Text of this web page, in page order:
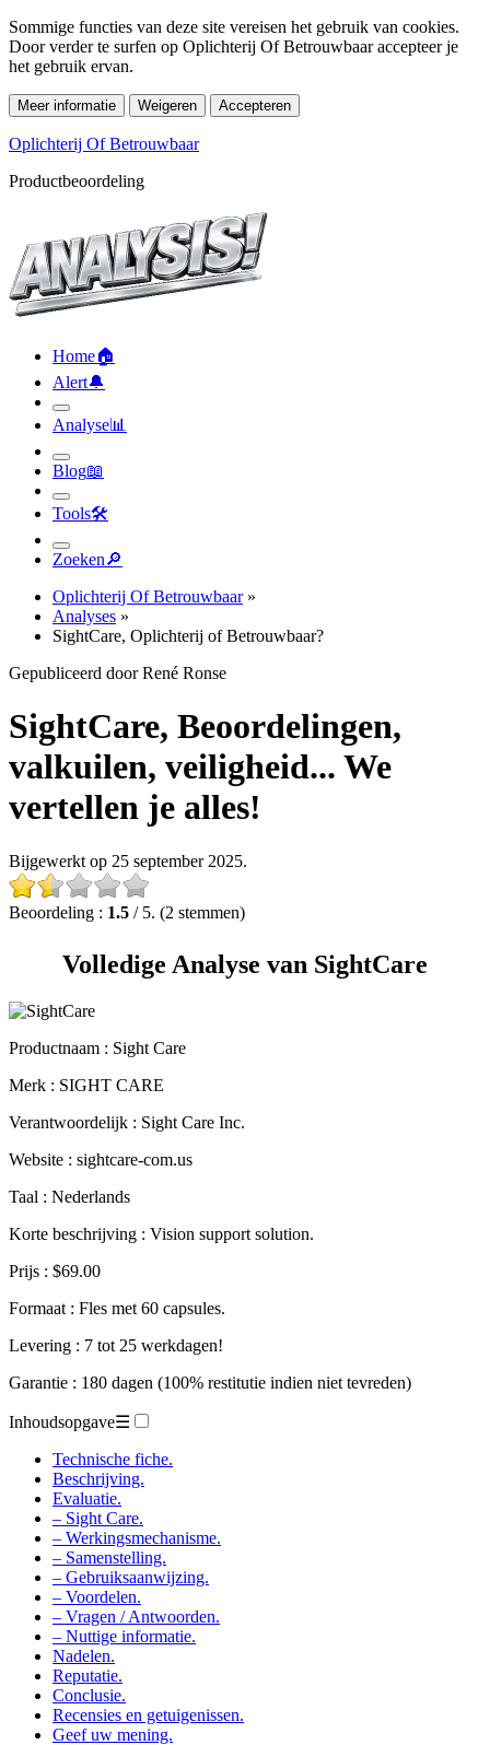
Sommige functies van deze site vereisen het gebruik van cookies.
Door verder te surfen op Oplichterij Of Betrouwbaar accepteer je
het gebruik ervan.
Meer informatie Weigeren Accepteren
Oplichterij Of Betrouwbaar
Productbeoordeling
Home🏠︎
Alert🔔︎
Analyse📊︎
Blog📖︎
Tools🛠︎
Zoeken🔎︎
Oplichterij Of Betrouwbaar»
Analyses »
SightCare, Oplichterij of Betrouwbaar?
Gepubliceerd door René Ronse
SightCare, Beoordelingen,
valkuilen, veiligheid... We
vertellen je alles!
Bijgewerkt op 25 september 2025.
Beoordeling : 1.5 / 5. (2 stemmen)
Volledige Analyse van SightCare
Productnaam : Sight Care
Merk : SIGHT CARE
Verantwoordelijk : Sight Care Inc.
Website : sightcare-com.us
Taal : Nederlands
Korte beschrijving : Vision support solution.
Prijs : $69.00
Formaat : Fles met 60 capsules.
Levering : 7 tot 25 werkdagen!
Garantie : 180 dagen (100% restitutie indien niet tevreden)
Inhoudsopgave☰
Technische fiche.
Beschrijving.
Evaluatie.
– Sight Care.
– Werkingsmechanisme.
– Samenstelling.
– Gebruiksaanwijzing.
– Voordelen.
– Vragen / Antwoorden.
– Nuttige informatie.
Nadelen.
Reputatie.
Conclusie.
Recensies en getuigenissen.
Geef uw mening.